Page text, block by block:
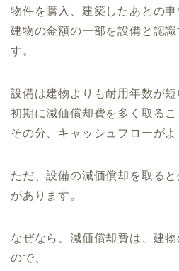
物件を購入、建築したあとの申
建物の金額の一部を設備と認
す。
設備は建物よりも耐用年数が短
初期に減価償却費を多く取るこ
その分、キャッシュフローがよ
ただ、設備の減価償却を取る
があります。
なぜなら、減価償却費は、建
ので、